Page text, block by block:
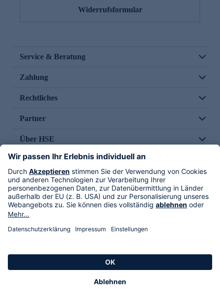
Widerrufsformular
Service & Beratung
Zahlung
Rechtliches
Partner
Über HSE
Im TV
HSE International